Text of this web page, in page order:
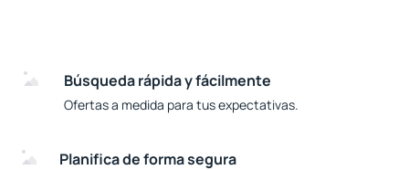
Búsqueda rápida y fácilmente
Ofertas a medida para tus expectativas.
Planifica de forma segura